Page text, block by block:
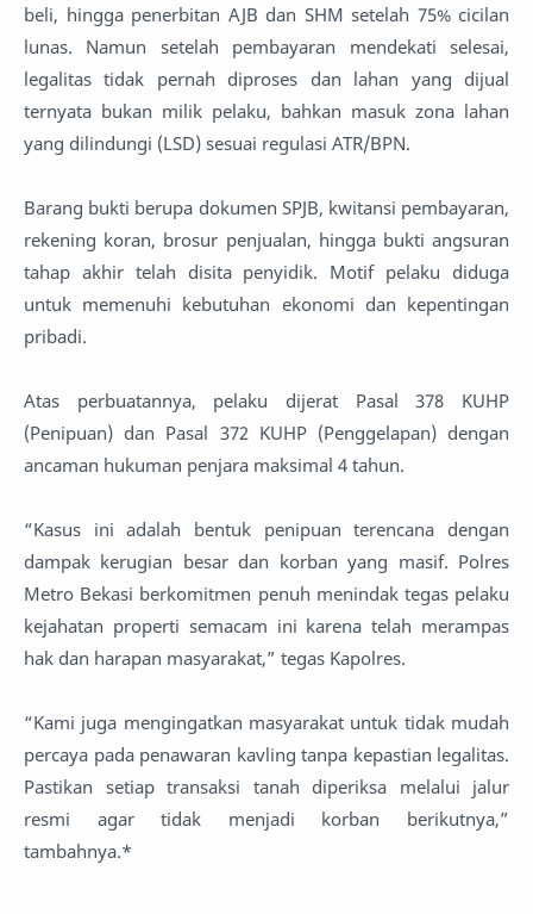
beli, hingga penerbitan AJB dan SHM setelah 75% cicilan
lunas. Namun setelah pembayaran mendekati selesai,
legalitas tidak pernah diproses dan lahan yang dijual
ternyata bukan milik pelaku, bahkan masuk zona lahan
yang dilindungi (LSD) sesuai regulasi ATR/BPN.
Barang bukti berupa dokumen SPJB, kwitansi pembayaran,
rekening koran, brosur penjualan, hingga bukti angsuran
tahap akhir telah disita penyidik. Motif pelaku diduga
untuk memenuhi kebutuhan ekonomi dan kepentingan
pribadi.
Atas perbuatannya, pelaku dijerat Pasal 378 KUHP
(Penipuan) dan Pasal 372 KUHP (Penggelapan) dengan
ancaman hukuman penjara maksimal 4 tahun.
“Kasus ini adalah bentuk penipuan terencana dengan
dampak kerugian besar dan korban yang masif. Polres
Metro Bekasi berkomitmen penuh menindak tegas pelaku
kejahatan properti semacam ini karena telah merampas
hak dan harapan masyarakat,” tegas Kapolres.
“Kami juga mengingatkan masyarakat untuk tidak mudah
percaya pada penawaran kavling tanpa kepastian legalitas.
Pastikan setiap transaksi tanah diperiksa melalui jalur
resmi agar tidak menjadi korban berikutnya,”
tambahnya.*